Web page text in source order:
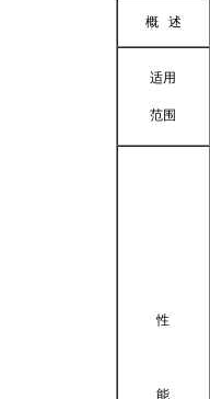
概 述
适用
范围
性
能